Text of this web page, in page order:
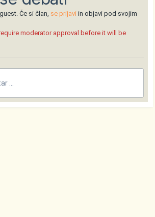
Če si član, se prijavi in objavi pod svojim
moderator approval before it will be
...